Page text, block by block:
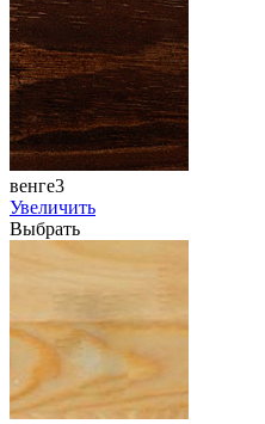
венге3
Увеличить
Выбрать